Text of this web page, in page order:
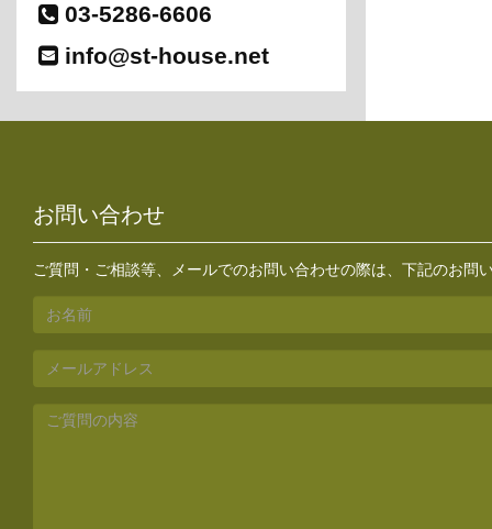
03-5286-6606
info@st-house.net
お問い合わせ
ご質問・ご相談等、メールでのお問い合わせの際は、下記のお